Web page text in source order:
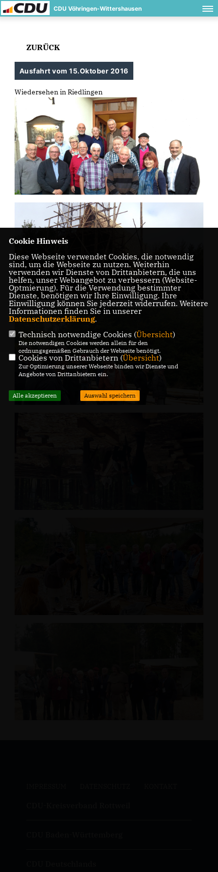
CDU Vöhringen-Wittershausen
ZURÜCK
Ausfahrt vom 15.Oktober 2016
Wiedersehen in Riedlingen
Cookie Hinweis
Diese Webseite verwendet Cookies, die notwendig
sind, um die Webseite zu nutzen. Weiterhin
verwenden wir Dienste von Drittanbietern, die uns
helfen, unser Webangebot zu verbessern (Website-
Optmierung). Für die Verwendung bestimmter
Dienste, benötigen wir Ihre Einwilligung. Ihre
Einwilligung können Sie jederzeit widerrufen. Weitere
Informationen finden Sie in unserer
Datenschutzerklärung.
Technisch notwendige Cookies (Übersicht)
Die notwendigen Cookies werden allein für den
ordnungsgemäßen Gebrauch der Webseite benötigt.
Cookies von Drittanbietern (Übersicht)
Zur Optimierung unserer Webseite binden wir Dienste und
Angebote von Drittanbietern ein.
Alle akzeptieren Auswahl speichern